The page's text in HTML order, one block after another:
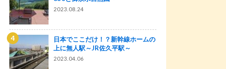
2023.08.24
日本でここだけ！？新幹線ホームの
上に無人駅～JR佐久平駅～
2023.04.06